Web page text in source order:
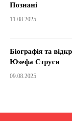
Познані
11.08.2025
Біографія та
Юзефа Струся
09.08.2025